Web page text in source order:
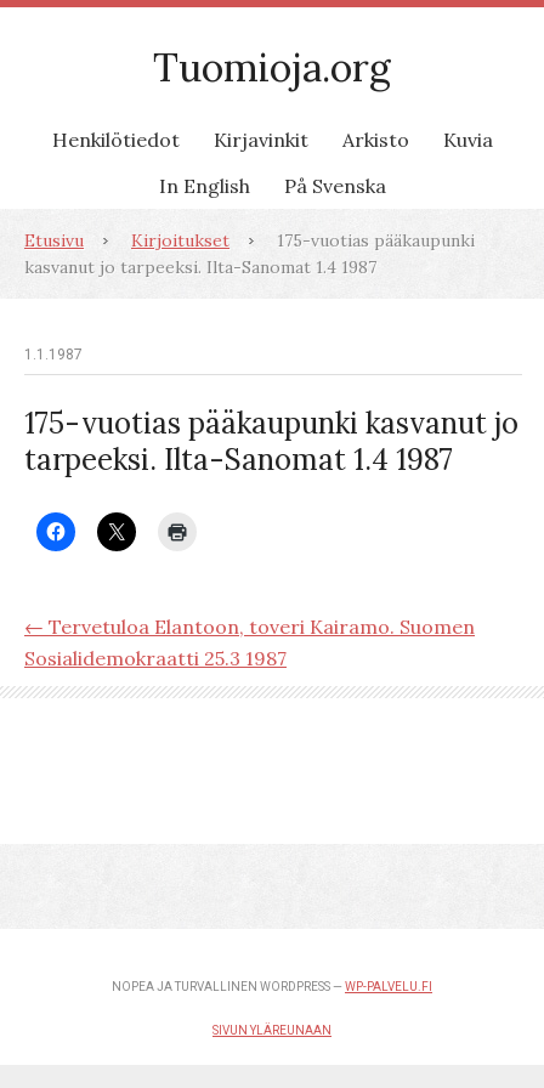
Tuomioja.org
Henkilötiedot Kirjavinkit Arkisto
Kuvia
In English
På Svenska
Etusivu Kirjoitukset
175-vuotias pääkaupunki
kasvanut jo tarpeeksi. Ilta-Sanomat 1.4 1987
1.1.1987
175-vuotias pääkaupunki kasvanut jo
tarpeeksi. Ilta-Sanomat 1.4 1987
← Tervetuloa Elantoon, toveri Kairamo. Suomen
Sosialidemokraatti 25.3 1987
NOPEA JA TURVALLINEN WORDPRESS — WP-PALVELU.FI
SIVUN YLÄREUNAAN